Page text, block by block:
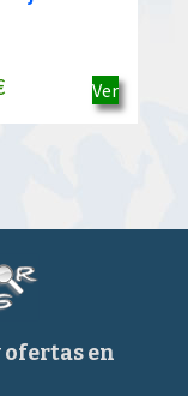
Ver
ofertas en